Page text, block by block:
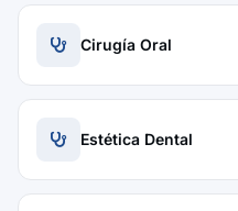
Cirugía Oral
Estética Dental